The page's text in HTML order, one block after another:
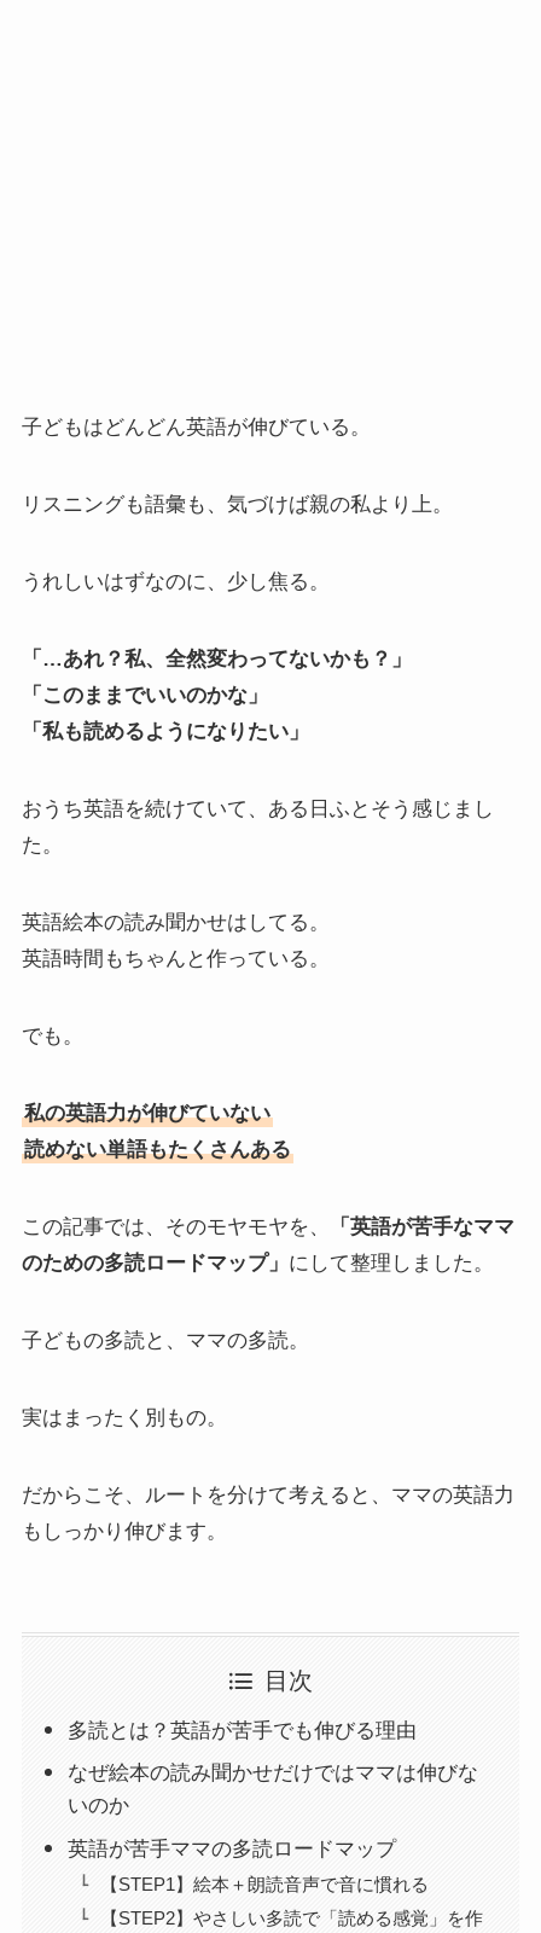
子どもはどんどん英語が伸びている。
リスニングも語彙も、気づけば親の私より上。
うれしいはずなのに、少し焦る。
「…あれ？私、全然変わってないかも？」
「このままでいいのかな」
「私も読めるようになりたい」
おうち英語を続けていて、ある日ふとそう感じまし
た。
英語絵本の読み聞かせはしてる。
英語時間もちゃんと作っている。
でも。
私の英語力が伸びていない
読めない単語もたくさんある
この記事では、そのモヤモヤを、
「英語が苦手なママ
のための多読ロードマップ」 にして整理しました。
子どもの多読と、ママの多読。
実はまったく別もの。
だからこそ、ルートを分けて考えると、ママの英語力
もしっかり伸びます。
目次
多読とは？英語が苦手でも伸びる理由
なぜ絵本の読み聞かせだけではママは伸びな
いのか
英語が苦手ママの多読ロードマップ
【STEP1】絵本＋朗読音声で音に慣れる
【STEP2】やさしい多読で「読める感覚」を作